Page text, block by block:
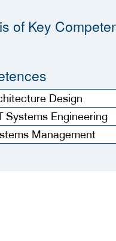
of Key
Design
Systems Engineering
Management